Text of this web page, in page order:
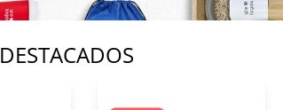
DESTACADOS